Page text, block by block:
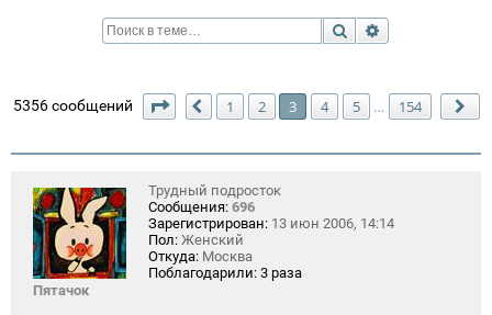
Поиск
5356 сообщений Страница из 154
Пред.
1 2 3 4 5 … 154
Пятачок
Трудный подросток
Сообщения: 696
Зарегистрирован: 13 июн 2006, 14:14
Пол: Женский
Откуда: Москва
Поблагодарили: 3 раза